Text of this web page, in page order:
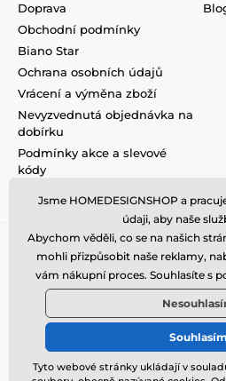
Doprava
Obchodní podmínky
Biano Star
Ochrana osobních údajů
Vrácení a výměna zboží
Nevyzvednutá objednávka na
dobírku
Podmínky akce a slevové
kódy
Jsme HOMEDESIGNSHOP a
údaji, aby naše
Abychom věděli, co se na našich
mohli přizpůsobit naše reklamy,
vám nákupní proces. Souhlasíte s
Souhlasím
Tyto webové stránky ukládají v